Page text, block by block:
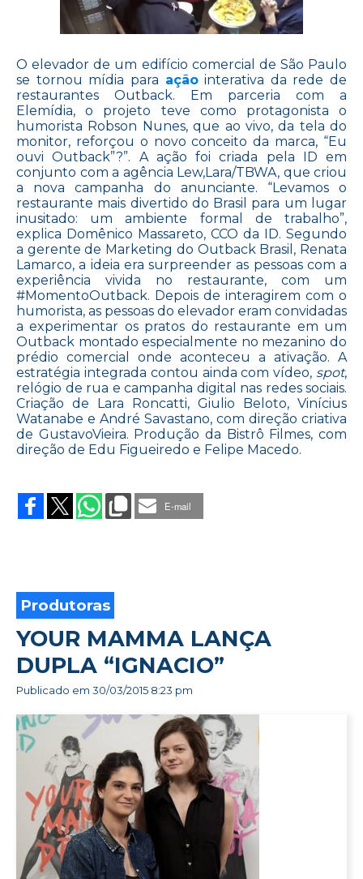
O elevador de um edifício comercial de São Paulo
se tornou mídia para açãointerativa da rede de
restaurantes Outback. Em parceria com a
Elemídia, o projeto teve como protagonista o
humorista Robson Nunes, que ao vivo, da tela do
monitor, reforçou o novo conceito da marca, “Eu
ouvi Outback”?”. A ação foi criada pela ID em
conjunto com a agência Lew,Lara/TBWA, que criou
a nova campanha do anunciante. “Levamos o
restaurante mais divertido do Brasil para um lugar
inusitado: um ambiente formal de trabalho”,
explica Domênico Massareto, CCO da ID. Segundo
a gerente de Marketing do Outback Brasil, Renata
Lamarco, a ideia era surpreender as pessoas com a
experiência vivida no restaurante, com um
#MomentoOutback. Depois de interagirem com o
humorista, as pessoas do elevador eram convidadas
a experimentar os pratos do restaurante em um
Outback montado especialmente no mezanino do
prédio comercial onde aconteceu a ativação. A
estratégia integrada contou ainda com vídeo, spot,
relógio de rua e campanha digital nas redes sociais.
Criação de Lara Roncatti, Giulio Beloto, Vinícius
Watanabe e André Savastano, com direção criativa
de GustavoVieira. Produção da Bistrô Filmes, com
direção de Edu Figueiredo e Felipe Macedo.
AO
VIVO
E-mail
Produtoras
YOUR MAMMA LANÇA
DUPLA “IGNACIO”
Publicado em 30/03/2015 8:23 pm